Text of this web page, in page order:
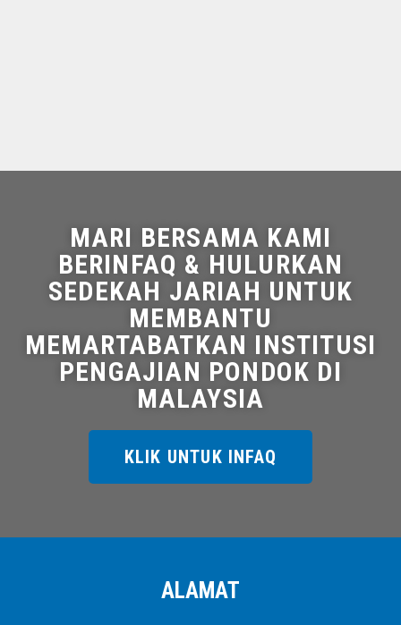
MARI BERSAMA KAMI
BERINFAQ & HULURKAN
SEDEKAH JARIAH UNTUK
MEMBANTU
MEMARTABATKAN INSTITUSI
PENGAJIAN PONDOK DI
MALAYSIA
KLIK UNTUK INFAQ
ALAMAT